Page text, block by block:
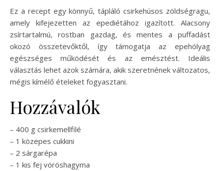
Ez a recept egy könnyű, tápláló csirkehúsos zöldségragu,
amely kifejezetten az epediétához igazított. Alacsony
zsírtartalmú, rostban gazdag, és mentes a puffadást
okozó összetevőktől, így támogatja az epehólyag
egészséges működését és az emésztést. Ideális
választás lehet azok számára, akik szeretnének változatos,
mégis kímélő ételeket fogyasztani.
Hozzávalók
– 400 g csirkemellfilé
– 1 közepes cukkini
– 2 sárgarépa
– 1 kis fej vöröshagyma